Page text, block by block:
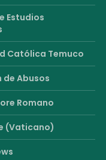
Estudios
Católica Temuco
de Abusos
Romano
(Vaticano)